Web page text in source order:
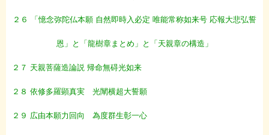
２６ 「憶念弥陀仏本願 自然即時入必定 唯能常称如来号 応報大悲弘誓
恩」と「龍樹章まとめ」と「天親章の構造」
２７ 天親菩薩造論説 帰命無碍光如来
２８ 依修多羅顕真実 光闡横超大誓願
２９ 広由本願力回向 為度群生彰一心